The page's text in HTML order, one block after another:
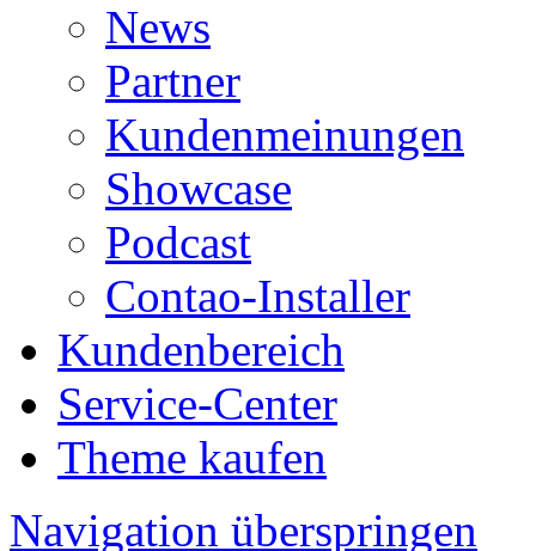
News
Partner
Kundenmeinungen
Showcase
Podcast
Contao-Installer
Kundenbereich
Service-Center
Theme kaufen
Navigation überspringen